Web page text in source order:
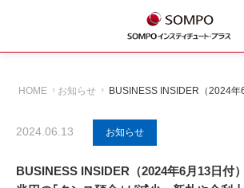
HOME お知らせ BUSINESS INSIDER（2024
2024.06.13 お知らせ
BUSINESS INSIDER（2024年6月13日付